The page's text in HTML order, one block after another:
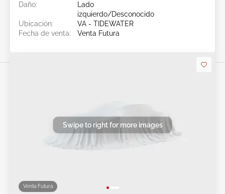
Daño:
Lado
izquierdo/Desconocido
Ubicación:
VA - TIDEWATER
Fecha de venta:
Venta Futura
Venta Futura
Swipe to right for more images